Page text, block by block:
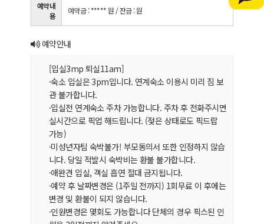
예약내
용
예약금 : ***** 원 / 잔금 : 원
예약안내
[입실3mp 퇴실11am]
·숙소 입실은 3pm입니다. 연계숙소 이용시 미리 짐 보
관 불가합니다.
·입실전 연계숙소 주차 가능합니다. 주차 후 전화주시면
실시간으로 픽업 해드립니다. (젖은 상태로도 픽드랍
가능)
·미성년자팀 숙박불가! 부모동의서 또한 인정하지 않습
니다. 당일 적발시 숙박비는 환불 불가합니다.
·애완견 입실, 객실 흡연 절대 금지됩니다.
·예약 후 날짜변경은 (1주일 전까지) 1회무료 이 후에는
변경 및 환불이 되지 않습니다.
·인원변경은 몇회도 가능합니다 단체의 경우 픽스된 인